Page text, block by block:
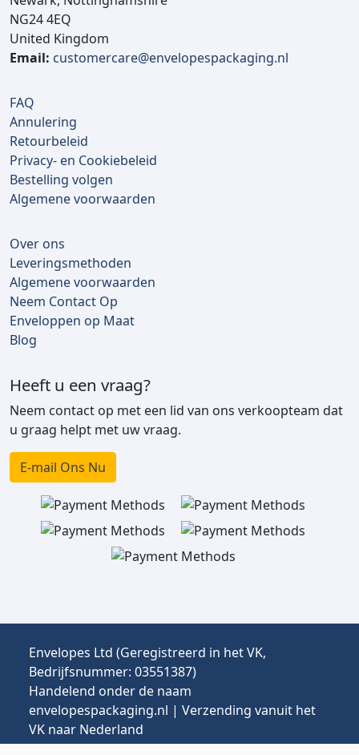
NG24 4EQ
United Kingdom
Email: customercare@envelopespackaging.nl
FAQ
Annulering
Retourbeleid
Privacy- en Cookiebeleid
Bestelling volgen
Algemene voorwaarden
Over ons
Leveringsmethoden
Algemene voorwaarden
Neem Contact Op
Enveloppen op Maat
Blog
Heeft u een vraag?
Neem contact op met een lid van ons verkoopteam dat
u graag helpt met uw vraag.
E-mail Ons Nu
Envelopes Ltd (Geregistreerd in het VK,
Bedrijfsnummer: 03551387)
Handelend onder de naam
envelopespackaging.nl | Verzending vanuit het
VK naar Nederland
Prijzen in EUR | Invoerrechten & btw kunnen van